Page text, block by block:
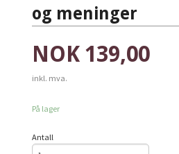
og meninger
Pris
NOK 139,00
inkl. mva.
På lager
Antall